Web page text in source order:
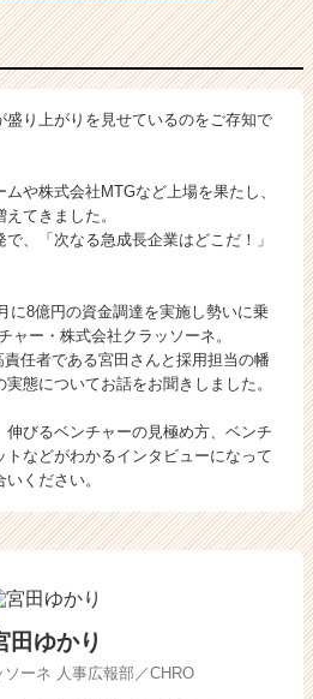
り上がりを見せているのをご存知で
や株式会社MTGなど上場を果たし、
てきました。
、「次なる急成長企業はどこだ！」
に8億円の資金調達を実施し勢いに乗
ャー・株式会社クラッソーネ。
任者である宮田さんと採用担当の幡
態についてお話をお聞きしました。
びるベンチャーの見極め方、ベンチ
トなどがわかるインタビューになって
ください。
田ゆかり
ソーネ 人事広報部／CHRO